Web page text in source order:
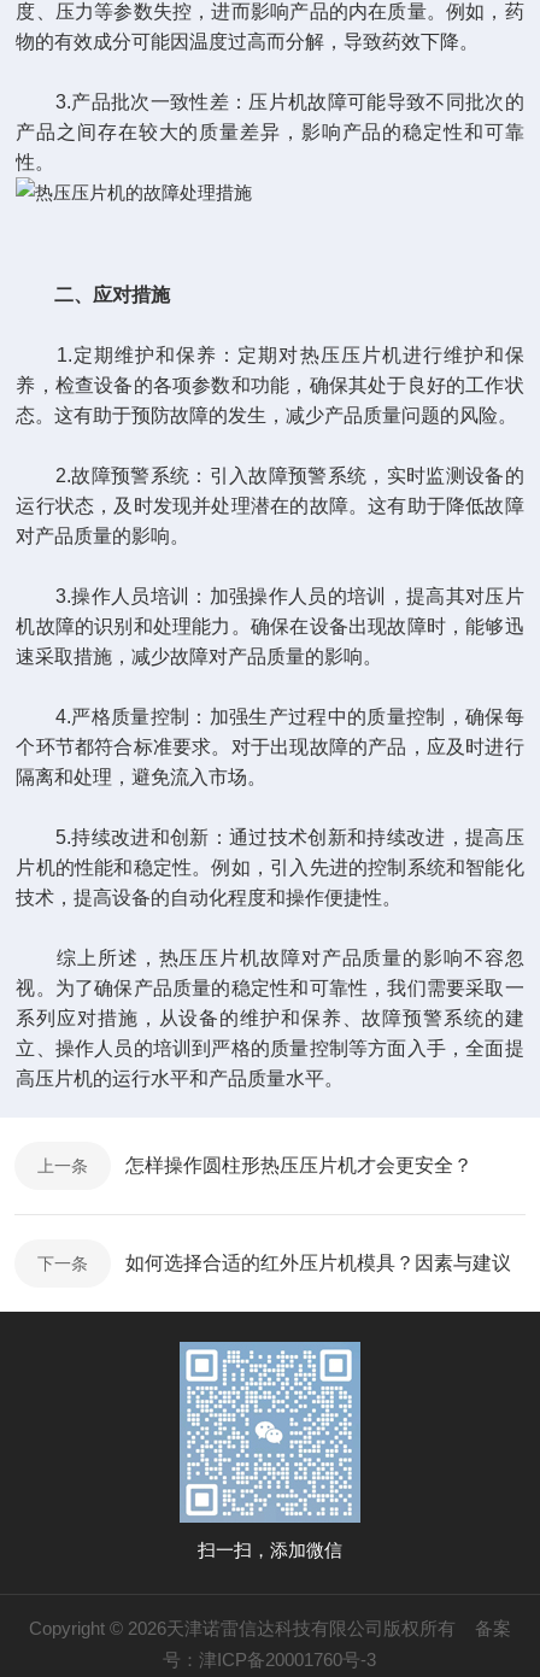
度、压力等参数失控，进而影响产品的内在质量。例如，药
物的有效成分可能因温度过高而分解，导致药效下降。
3.产品批次一致性差：压片机故障可能导致不同批次的
产品之间存在较大的质量差异，影响产品的稳定性和可靠
性。
二、应对措施
1.定期维护和保养：定期对热压压片机进行维护和保
养，检查设备的各项参数和功能，确保其处于良好的工作状
态。这有助于预防故障的发生，减少产品质量问题的风险。
2.故障预警系统：引入故障预警系统，实时监测设备的
运行状态，及时发现并处理潜在的故障。这有助于降低故障
对产品质量的影响。
3.操作人员培训：加强操作人员的培训，提高其对压片
机故障的识别和处理能力。确保在设备出现故障时，能够迅
速采取措施，减少故障对产品质量的影响。
4.严格质量控制：加强生产过程中的质量控制，确保每
个环节都符合标准要求。对于出现故障的产品，应及时进行
隔离和处理，避免流入市场。
5.持续改进和创新：通过技术创新和持续改进，提高压
片机的性能和稳定性。例如，引入先进的控制系统和智能化
技术，提高设备的自动化程度和操作便捷性。
综上所述，热压压片机故障对产品质量的影响不容忽
视。为了确保产品质量的稳定性和可靠性，我们需要采取一
系列应对措施，从设备的维护和保养、故障预警系统的建
立、操作人员的培训到严格的质量控制等方面入手，全面提
高压片机的运行水平和产品质量水平。
上一条 怎样操作圆柱形热压压片机才会更安全？
下一条 如何选择合适的红外压片机模具？因素与建议
扫一扫，添加微信
Copyright © 2026天津诺雷信达科技有限公司版权所有 备案
号：津ICP备20001760号-3